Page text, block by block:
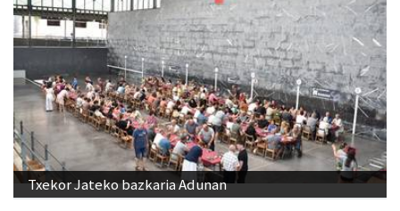
Txekor Jateko bazkaria Adunan